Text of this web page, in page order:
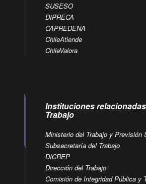
SUSESO
DIPRECA
CAPREDENA
ChileAtiende
ChileValora
Instituciones
Trabajo
Ministerio del Trabajo y Previsión
Subsecretaría del Trabajo
DICREP
Dirección del Trabajo
Comisión de Integridad Pública y